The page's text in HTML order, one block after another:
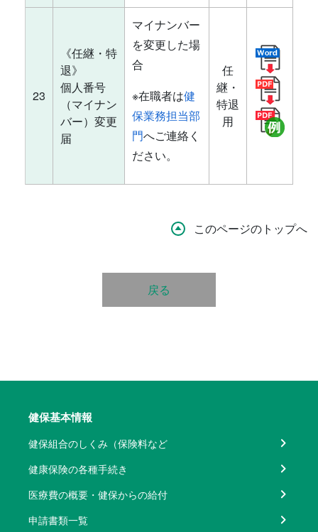
23
《任継・特
退》
個人番号
（マイナン
バー）変更
届
マイナンバー
を変更した場
合
※在職者は健
保業務担当部
門へご連絡く
ださい。
任
継・
特退
用
このページのトップへ
戻る
健保基本情報
健保組合のしくみ（保険料など
健康保険の各種手続き
医療費の概要・健保からの給付
申請書類一覧